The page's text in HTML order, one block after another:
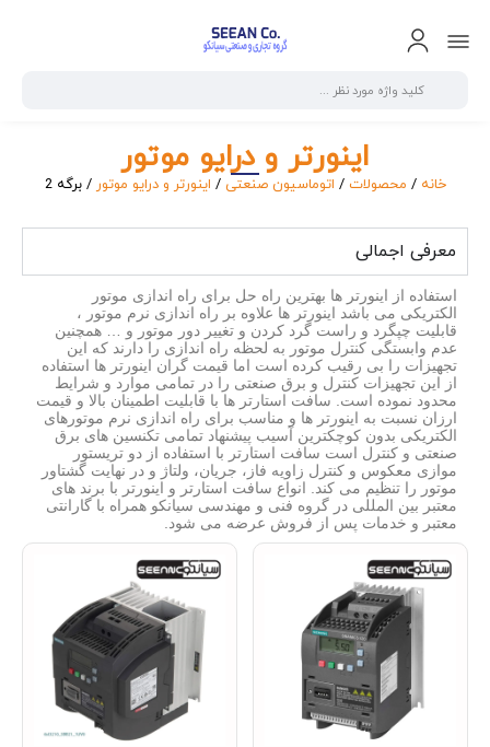
اینورتر و درایو موتور
خانه / محصولات / اتوماسیون صنعتی / اینورتر و درایو موتور / برگه 2
معرفی اجمالی
استفاده از اینورتر ها بهترین راه حل برای راه اندازی موتور
الکتریکی می باشد اینورتر ها علاوه بر راه اندازی نرم موتور ،
قابلیت چپگرد و راست گرد کردن و تغییر دور موتور و … همچنین
عدم وابستگی کنترل موتور به لحظه راه اندازی را دارند که این
تجهیزات را بی رقیب کرده است اما قیمت گران اینورتر ها استفاده
از این تجهیزات کنترل و برق صنعتی را در تمامی موارد و شرایط
محدود نموده است. سافت استارتر ها با قابلیت اطمینان بالا و قیمت
ارزان نسبت به اینورتر ها و مناسب برای راه اندازی نرم موتورهای
الکتریکی بدون کوچکترین آسیب پیشنهاد تمامی تکنسین های برق
صنعتی و کنترل است سافت استارتر با استفاده از دو تریستور
موازی معکوس و کنترل زاویه فاز، جریان، ولتاژ و در نهایت گشتاور
موتور را تنظیم می کند. انواع سافت استارتر و اینورتر با برند های
معتبر بین المللی در گروه فنی و مهندسی سیانکو همراه با گارانتی
معتبر و خدمات پس از فروش عرضه می شود.